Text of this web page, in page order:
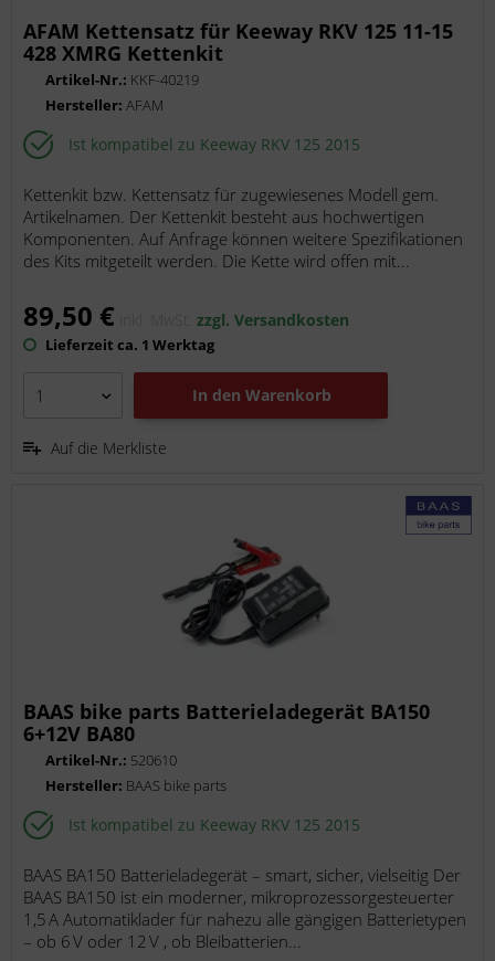
AFAM Kettensatz für Keeway RKV 125 11-15
428 XMRG Kettenkit
Artikel-Nr.: KKF-40219
Hersteller:AFAM
Ist kompatibel zu Keeway RKV 125 2015
Kettenkit bzw. Kettensatz für zugewiesenes Modell gem.
Artikelnamen. Der Kettenkit besteht aus hochwertigen
Komponenten. Auf Anfrage können weitere Spezifikationen
des Kits mitgeteilt werden. Die Kette wird offen mit...
89,50 € inkl. MwSt.zzgl. Versandkosten
Lieferzeit ca. 1 Werktag
In den Warenkorb
Auf die Merkliste
BAAS bike parts Batterieladegerät BA150
6+12V BA80
Artikel-Nr.: 520610
Hersteller: BAAS bike parts
Ist kompatibel zu Keeway RKV 125 2015
BAAS BA150 Batterieladegerät – smart, sicher, vielseitig Der
BAAS BA150 ist ein moderner, mikroprozessorgesteuerter
1,5 A Automatiklader für nahezu alle gängigen Batterietypen
– ob 6 V oder 12 V , ob Bleibatterien...